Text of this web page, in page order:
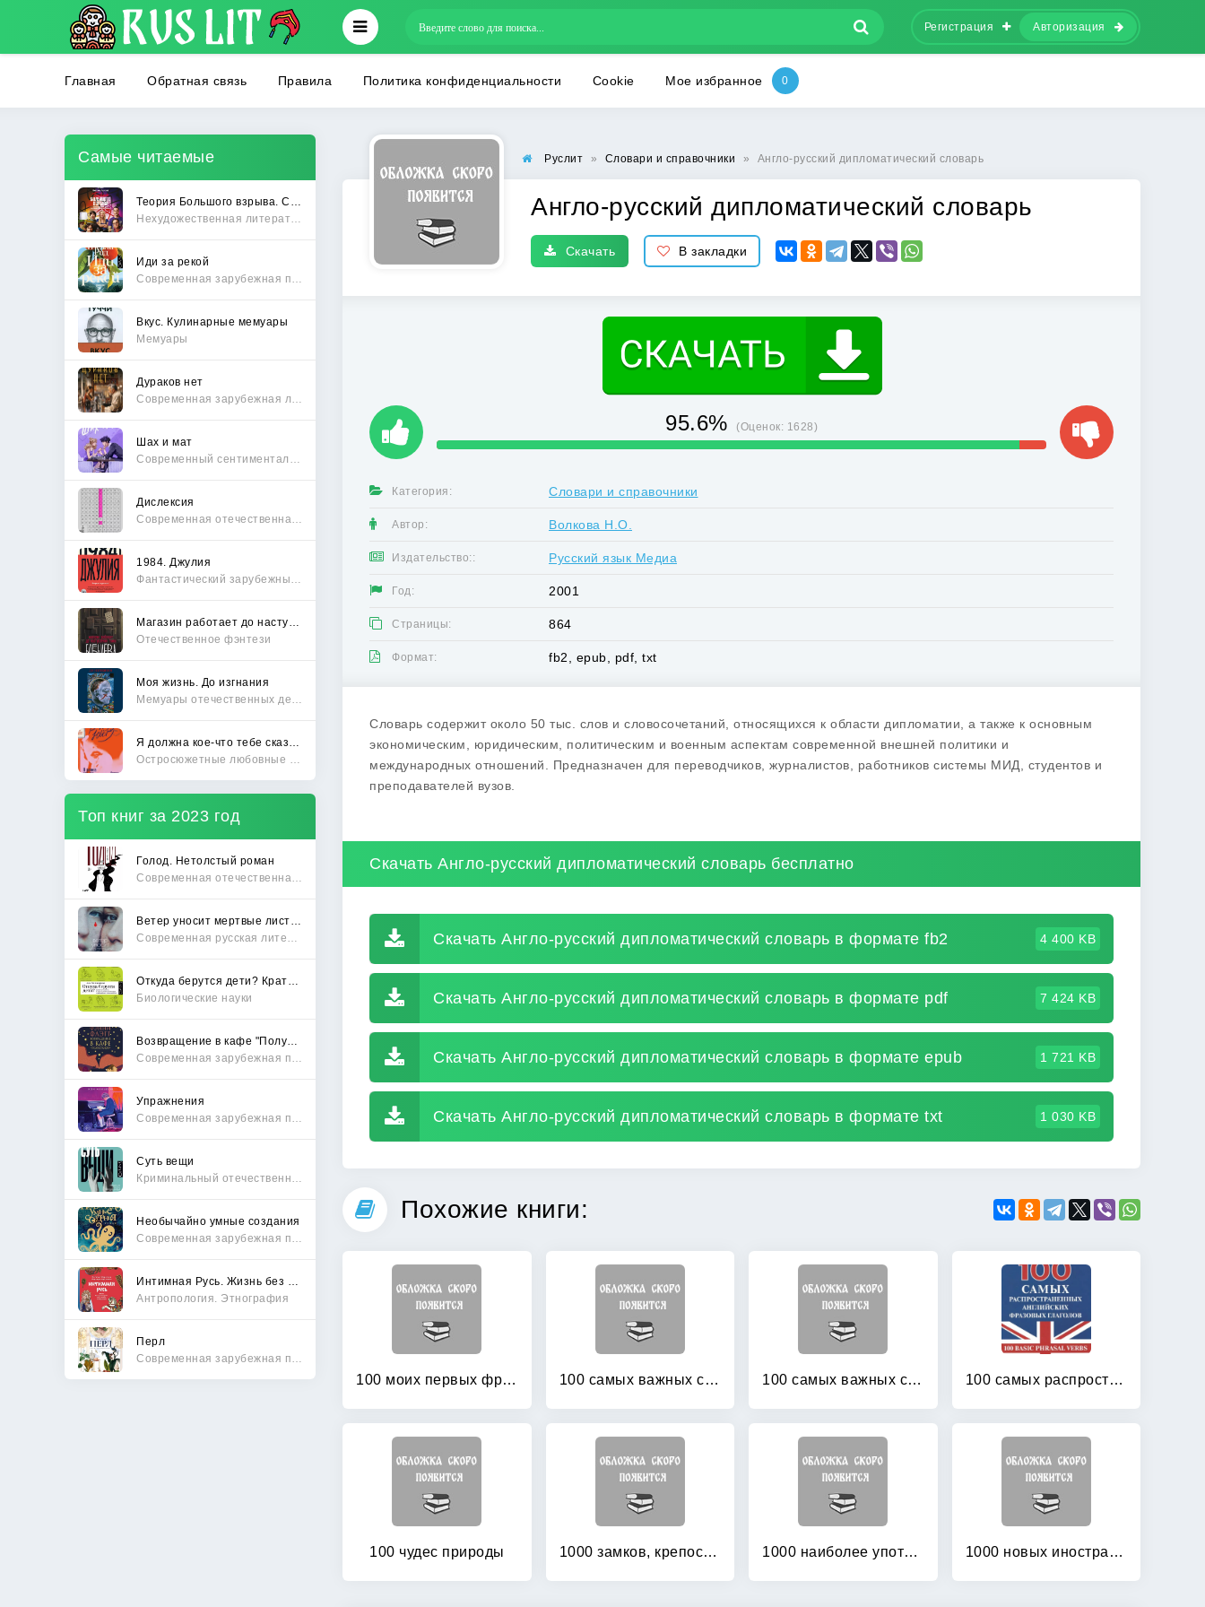
Регистрация Авторизация
Главная Обратная связь Правила Политика конфиденциальности Cookie Мое избранное
Самые читаемые
Иди за рекой
Вкус. Кулинарные мемуары
Мемуары
Дураков нет
Шах и мат
Дислексия
1984. Джулия
Отечественное фэнтези
Моя жизнь. До изгнания
Топ книг за 2023 год
Голод. Нетолстый роман
Биологические науки
Упражнения
Суть вещи
Необычайно умные создания
Антропология. Этнография
Перл
Руслит » Словари и справочники » Англо-русский дипломатический словарь
Англо-русский дипломатический словарь
Скачать В закладки
95.6% (Оценок: 1628)
Категория: Словари и справочники
Автор: Волкова Н.О.
Издательство:: Русский язык Медиа
Год: 2001
Страницы: 864
Формат: fb2, epub, pdf, txt
Словарь содержит около 50 тыс. слов и словосочетаний, относящихся к области дипломатии, а также к основным
экономическим, юридическим, политическим и военным аспектам современной внешней политики и
международных отношений. Предназначен для переводчиков, журналистов, работников системы МИД, студентов и
преподавателей вузов.
Скачать Англо-русский дипломатический словарь бесплатно
Скачать Англо-русский дипломатический словарь в формате fb2 4 400 KB
Скачать Англо-русский дипломатический словарь в формате pdf 7 424 KB
Скачать Англо-русский дипломатический словарь в формате epub 1 721 KB
Скачать Англо-русский дипломатический словарь в формате txt 1 030 KB
Похожие книги:
100 моих первых французских слов 100 самых важных слов английского языка 100 самых важных слов немецкого языка 100 самых распространенных английских фразовых глаголов
100 чудес природы 1000 замков, крепостей и дворцов 1000 наиболее употребительных слов английского языка: Американский вариант 1000 новых иностранных слов